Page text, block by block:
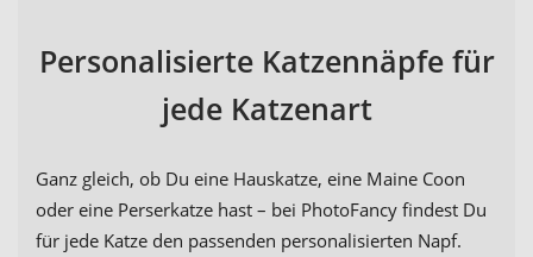
Personalisierte Katzennäpfe für
jede Katzenart
Ganz gleich, ob Du eine Hauskatze, eine Maine Coon
oder eine Perserkatze hast – bei PhotoFancy findest Du
für jede Katze den passenden personalisierten Napf.